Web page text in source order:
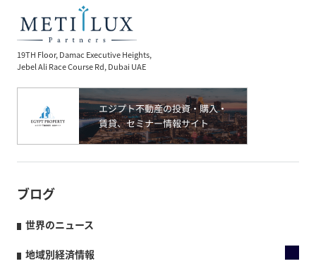
19TH Floor, Damac Executive Heights,
Jebel Ali Race Course Rd, Dubai UAE
ブログ
世界のニュース
地域別経済情報